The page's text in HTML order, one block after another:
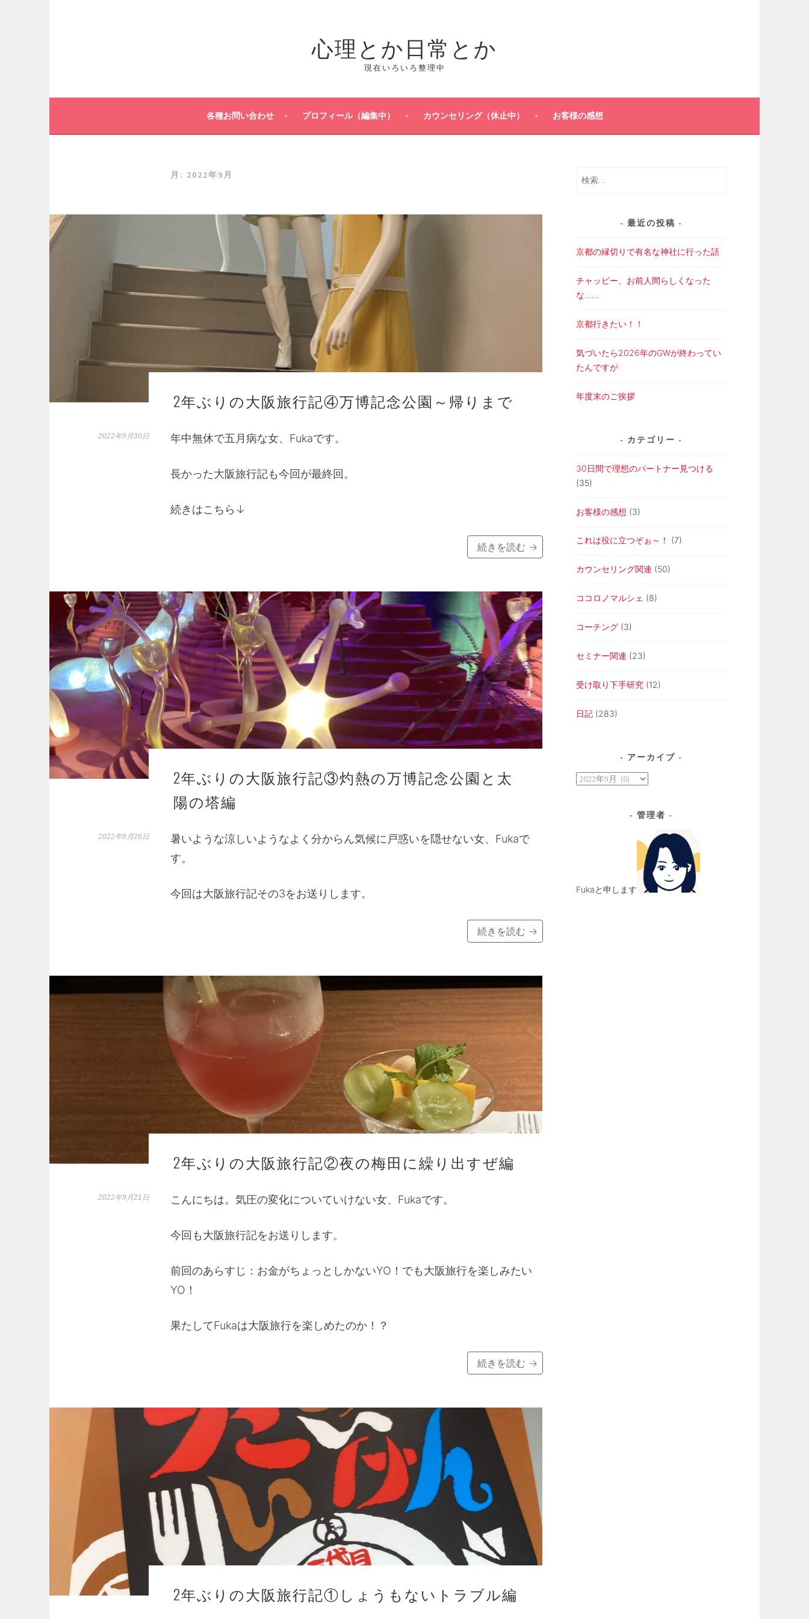
心理とか日常とか
現在いろいろ整理中
各種お問い合わせ プロフィール（編集中） カウンセリング（休止中） お客様の感想
月: 2022年9月
2年ぶりの大阪旅行記④万博記念公園～帰りまで
2022年9月30日 年中無休で五月病な女、Fukaです。
長かった大阪旅行記も今回が最終回。
続きはこちら↓
続きを読む →
2年ぶりの大阪旅行記③灼熱の万博記念公園と太
陽の塔編
2022年9月26日
暑いような涼しいようなよく分からん気候に戸惑いを隠せない女、Fukaで
す。
今回は大阪旅行記その3をお送りします。
続きを読む →
2年ぶりの大阪旅行記②夜の梅田に繰り出すぜ編
2022年9月21日 こんにちは。気圧の変化についていけない女、Fukaです。
今回も大阪旅行記をお送りします。
前回のあらすじ：お金がちょっとしかないYO！でも大阪旅行を楽しみたい
YO！
果たしてFukaは大阪旅行を楽しめたのか！？
続きを読む →
2年ぶりの大阪旅行記①しょうもないトラブル編
検
最近の投稿
京都の縁切りで有名な神社に行った話
チャッピー、お前人間らしくなった
な……
京都行きたい！！
気づいたら2026年のGWが終わってい
たんですが
年度末のご挨拶
カテゴリー
30日間で理想のパートナー見つける
(35)
お客様の感想 (3)
これは役に立つぞぉ～！ (7)
カウンセリング関連 (50)
ココロノマルシェ (8)
コーチング (3)
セミナー関連 (23)
受け取り下手研究 (12)
日記 (283)
アーカイブ
ア
管理者
Fukaと申します